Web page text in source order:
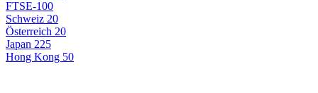
FTSE-100
Schweiz 20
Österreich 20
Japan 225
Hong Kong 50